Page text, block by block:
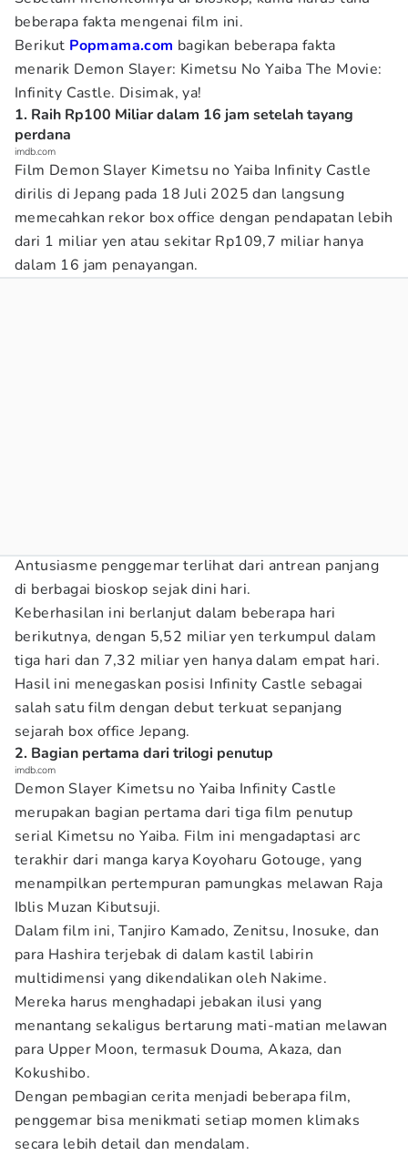
beberapa fakta mengenai film ini.
Berikut Popmama.com bagikan beberapa fakta
menarik Demon Slayer: Kimetsu No Yaiba The Movie:
Infinity Castle. Disimak, ya!
1. Raih Rp100 Miliar dalam 16 jam setelah tayang
perdana
imdb.com
Film Demon Slayer Kimetsu no Yaiba Infinity Castle
dirilis di Jepang pada 18 Juli 2025 dan langsung
memecahkan rekor box office dengan pendapatan lebih
dari 1 miliar yen atau sekitar Rp109,7 miliar hanya
dalam 16 jam penayangan.
Antusiasme penggemar terlihat dari antrean panjang
di berbagai bioskop sejak dini hari.
Keberhasilan ini berlanjut dalam beberapa hari
berikutnya, dengan 5,52 miliar yen terkumpul dalam
tiga hari dan 7,32 miliar yen hanya dalam empat hari.
Hasil ini menegaskan posisi Infinity Castle sebagai
salah satu film dengan debut terkuat sepanjang
sejarah box office Jepang.
2. Bagian pertama dari trilogi penutup
imdb.com
Demon Slayer Kimetsu no Yaiba Infinity Castle
merupakan bagian pertama dari tiga film penutup
serial Kimetsu no Yaiba. Film ini mengadaptasi arc
terakhir dari manga karya Koyoharu Gotouge, yang
menampilkan pertempuran pamungkas melawan Raja
Iblis Muzan Kibutsuji.
Dalam film ini, Tanjiro Kamado, Zenitsu, Inosuke, dan
para Hashira terjebak di dalam kastil labirin
multidimensi yang dikendalikan oleh Nakime.
Mereka harus menghadapi jebakan ilusi yang
menantang sekaligus bertarung mati-matian melawan
para Upper Moon, termasuk Douma, Akaza, dan
Kokushibo.
Dengan pembagian cerita menjadi beberapa film,
penggemar bisa menikmati setiap momen klimaks
secara lebih detail dan mendalam.